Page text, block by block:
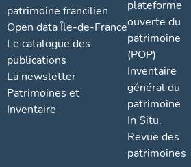
patrimoine francilien
Open data Île-de-France
Le catalogue des
publications
La newsletter
Patrimoines et
Inventaire
plateforme
ouverte du
patrimoine
(POP)
Inventaire
général du
patrimoine
In Situ.
Revue des
patrimoines